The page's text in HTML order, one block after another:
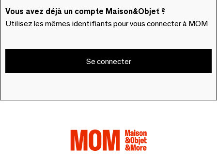
Vous avez déjà un compte Maison&Objet ?
Utilisez les mêmes identifiants pour vous connecter à MOM
Se connecter